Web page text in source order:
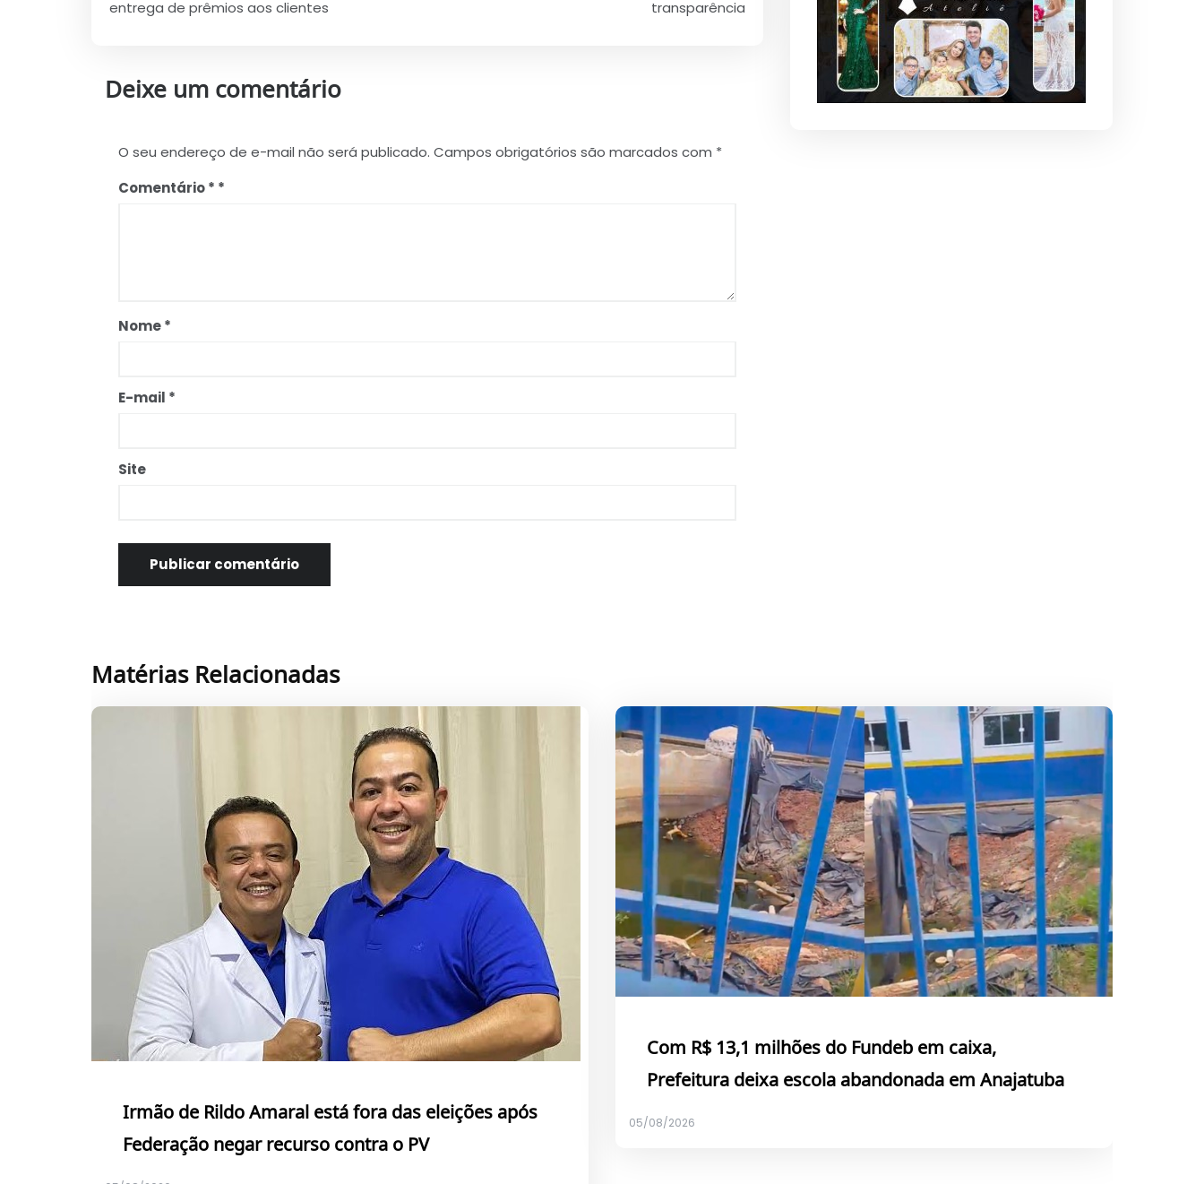
entrega de prêmios aos clientes
transparência
Deixe um comentário
O seu endereço de e-mail não será publicado. Campos obrigatórios são marcados com *
Comentário*
Nome*
E-mail *
Site
Matérias Relacionadas
Irmão de Rildo Amaral está fora das eleições após
Federação negar recurso contra o PV
Com R$ 13,1 milhões do Fundeb em caixa,
Prefeitura deixa escola abandonada em Anajatuba
05/08/2026